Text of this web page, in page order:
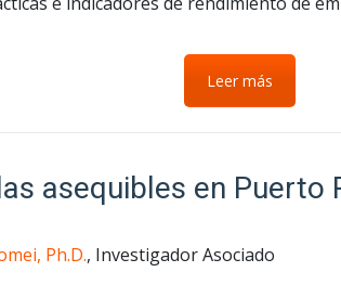
Leer más
asequibles en Puerto
Ph.D., Investigador Asociado